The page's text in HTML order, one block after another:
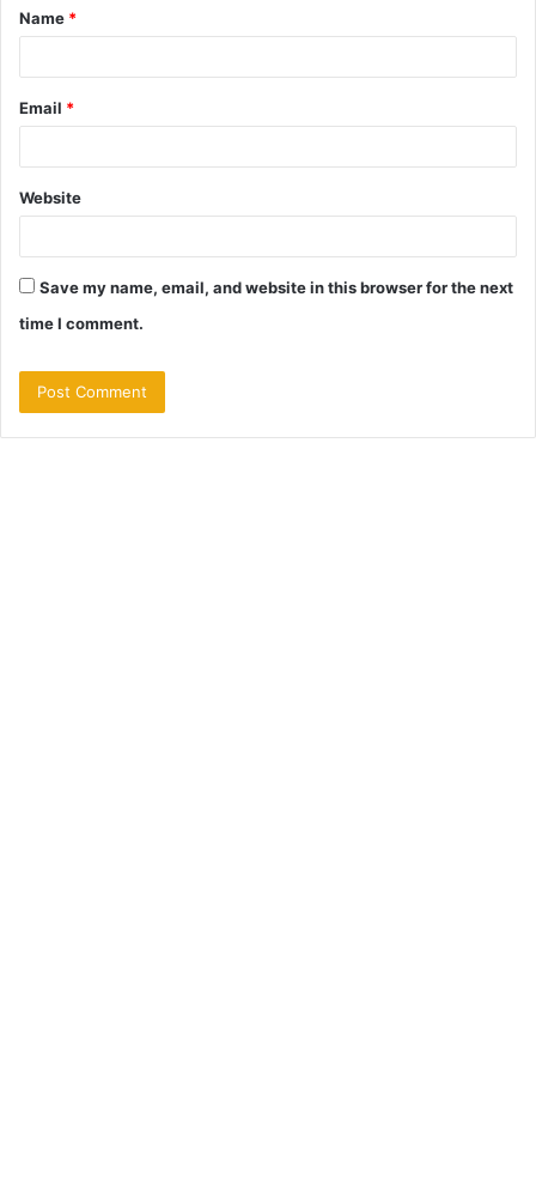
*
Name *
Email *
Website
Save my name, email, and website in this browser for the next
time I comment.